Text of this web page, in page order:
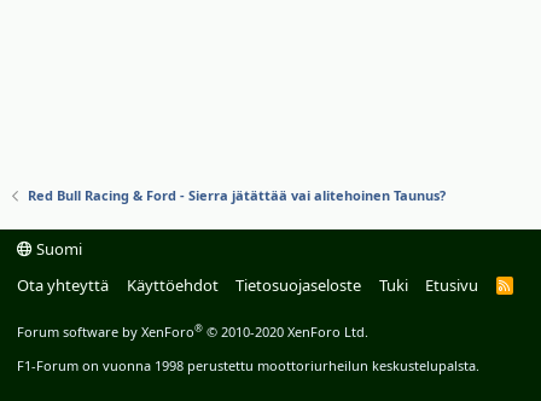
Red Bull Racing & Ford - Sierra jätättää vai alitehoinen Taunus?
Suomi
Ota yhteyttä
Käyttöehdot Tietosuojaseloste Tuki Etusivu
R
Forum software by XenForo® © 2010-2020 XenForo Ltd.
F1-Forum on vuonna 1998 perustettu moottoriurheilun keskustelupalsta.